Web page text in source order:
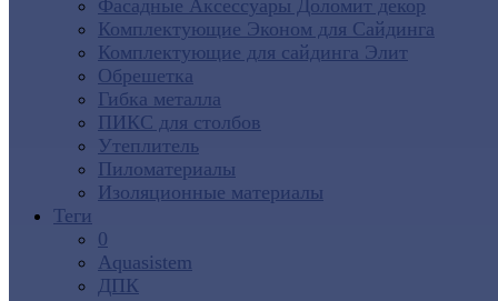
Фасадные Аксессуары Доломит декор
Комплектующие Эконом для Сайдинга
Комплектующие для cайдинга Элит
Обрешетка
Гибка металла
ПИКС для столбов
Утеплитель
Пиломатериалы
Изоляционные материалы
Теги
0
Aquasistem
ДПК